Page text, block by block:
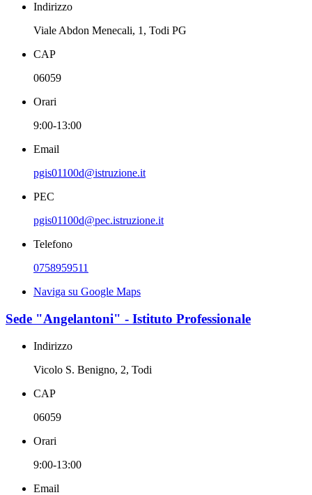
Indirizzo
Viale Abdon Menecali, 1, Todi PG
CAP
06059
Orari
9:00-13:00
Email
pgis01100d@istruzione.it
PEC
pgis01100d@pec.istruzione.it
Telefono
0758959511
Naviga su Google Maps
Sede "Angelantoni" - Istituto Professionale
Indirizzo
Vicolo S. Benigno, 2, Todi
CAP
06059
Orari
9:00-13:00
Email